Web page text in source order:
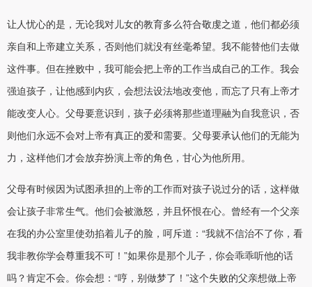
让人忧心的是，无论我对儿女的教育多么符合敬虔之道，他们都必须
亲自和上帝建立关系，否则他们就没有丝毫希望。我不能替他们去做
这件事。但在挫败中，我可能会把上帝的工作当成自己的工作。我会
强迫孩子，让他感到内疚，会想法设法地改变他，而忘了只有上帝才
能改变人心。父母要意识到，孩子必须将那些道理融为自我意识，否
则他们永远不会对上帝有真正的爱和需要。父母要承认他们的无能为
力，这样他们才会放弃扮演上帝的角色，甘心为他所用。
父母有时候因为试图承担的上帝的工作而对孩子说过分的话，这样做
会让孩子非常生气。他们会被激怒，并且怀恨在心。曾经有一个父亲
在我的办公室里使劲掐着儿子的脸，呵斥道：“我就不信治不了你，看
我非教你学会尊重我不可！”如果你是那个儿子，你会乖乖听他的话
吗？肯定不会。你会想：“哼，别做梦了！”这个失败的父亲想做上帝